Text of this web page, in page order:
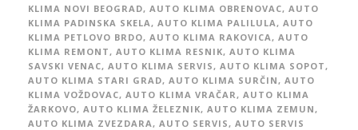
KLIMA NOVI BEOGRAD, AUTO KLIMA OBRENOVAC, AUTO
KLIMA PADINSKA SKELA , AUTO KLIMA PALILULA , AUTO
KLIMA PETLOVO BRDO, AUTO KLIMA RAKOVICA , AUTO
KLIMA REMONT , AUTO KLIMA RESNIK, AUTO KLIMA
SAVSKI VENAC, AUTO KLIMA SERVIS , AUTO KLIMA SOPOT ,
AUTO KLIMA STARI GRAD, AUTO KLIMA SURČIN , AUTO
KLIMA VOŽDOVAC, AUTO KLIMA VRAČAR , AUTO KLIMA
ŽARKOVO, AUTO KLIMA ŽELEZNIK, AUTO KLIMA ZEMUN ,
AUTO KLIMA ZVEZDARA , AUTO SERVIS , AUTO SERVIS